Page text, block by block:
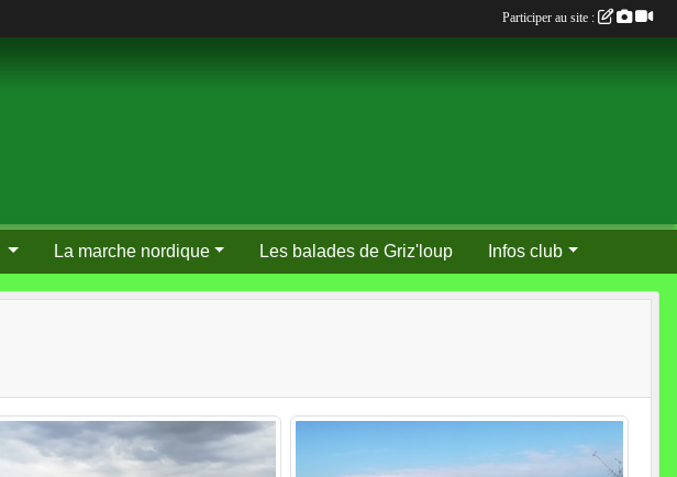
La marche nordique Les balades de Griz'loup Infos club
Participer au site :